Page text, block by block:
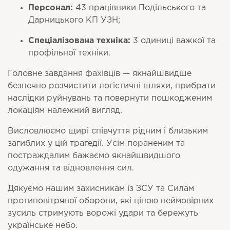
Персонал: 43 працівники Подільського та
Дарницького КП УЗН;
Спеціалізована техніка: 3 одиниці важкої та
профільної техніки.
Головне завдання фахівців — якнайшвидше
безпечно розчистити логістичні шляхи, прибрати
наслідки руйнувань та повернути пошкодженим
локаціям належний вигляд.
Висловлюємо щирі співчуття рідним і близьким
загиблих у цій трагедії. Усім пораненим та
постраждалим бажаємо якнайшвидшого
одужання та відновлення сил.
Дякуємо нашим захисникам із ЗСУ та Силам
протиповітряної оборони, які ціною неймовірних
зусиль стримують ворожі удари та бережуть
українське небо.